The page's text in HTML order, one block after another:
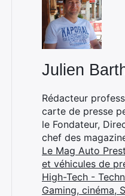
Julien
Rédacteur
carte de presse
le Fondateur,
chef des
Le Mag Auto
et véhicules de
High-Tech -
Gaming, cinéma,